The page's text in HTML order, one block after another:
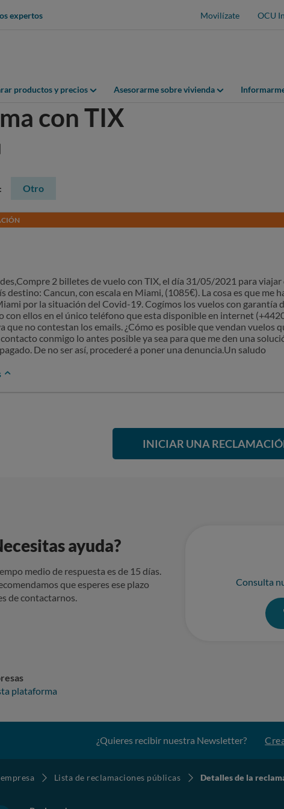
expertos Movilízate OCU
productos y precios Asesorarme sobre vivienda
con TIX
Otro
2 billetes de vuelo con TIX, el día 31/05/2021 para
destino: Cancun, con escala en Miami, (1085€). La cosa es que
por la situación del Covid-19. Cogímos los vuelos con garantía
con ellos en el único teléfono que esta disponible en internet
que no contestan los emails. ¿Cómo es posible que vendan vuelos
conmigo lo antes posible ya sea para que me den una
De no ser así, procederé a poner una denuncia.Un saludo
INICIAR UNA
ayuda?
medio de respuesta es de 15 días.
que esperes ese plazo
de contactarnos.
Consulta
plataforma
¿Quieres recibir nuestra Newsletter?
Lista de reclamaciones públicas Detalles de la